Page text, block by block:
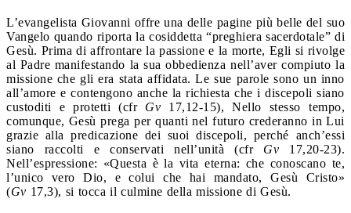
L’evangelista Giovanni offre una delle pagine più belle del suo
Vangelo quando riporta la cosiddetta “preghiera sacerdotale” di
Gesù. Prima di affrontare la passione e la morte, Egli si rivolge
al Padre manifestando la sua obbedienza nell’aver compiuto la
missione che gli era stata affidata. Le sue parole sono un inno
all’amore e contengono anche la richiesta che i discepoli siano
custoditi e protetti (cfr Gv 17,12-15), Nello stesso tempo,
comunque, Gesù prega per quanti nel futuro crederanno in Lui
grazie alla predicazione dei suoi discepoli, perché anch’essi
siano raccolti e conservati nell’unità (cfr Gv 17,20-23).
Nell’espressione: «Questa è la vita eterna: che conoscano te,
l’unico vero Dio, e colui che hai mandato, Gesù Cristo»
(Gv 17,3), si tocca il culmine della missione di Gesù.